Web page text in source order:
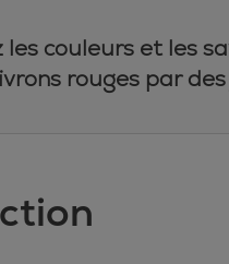
les couleurs et les
rouges par